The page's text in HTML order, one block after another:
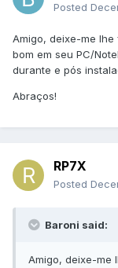
Posted
Amigo, deixe-me
bom em seu PC/
durante e pós
Abraços!
RP7X
Posted
Baroni said:
Amigo, deixe-me